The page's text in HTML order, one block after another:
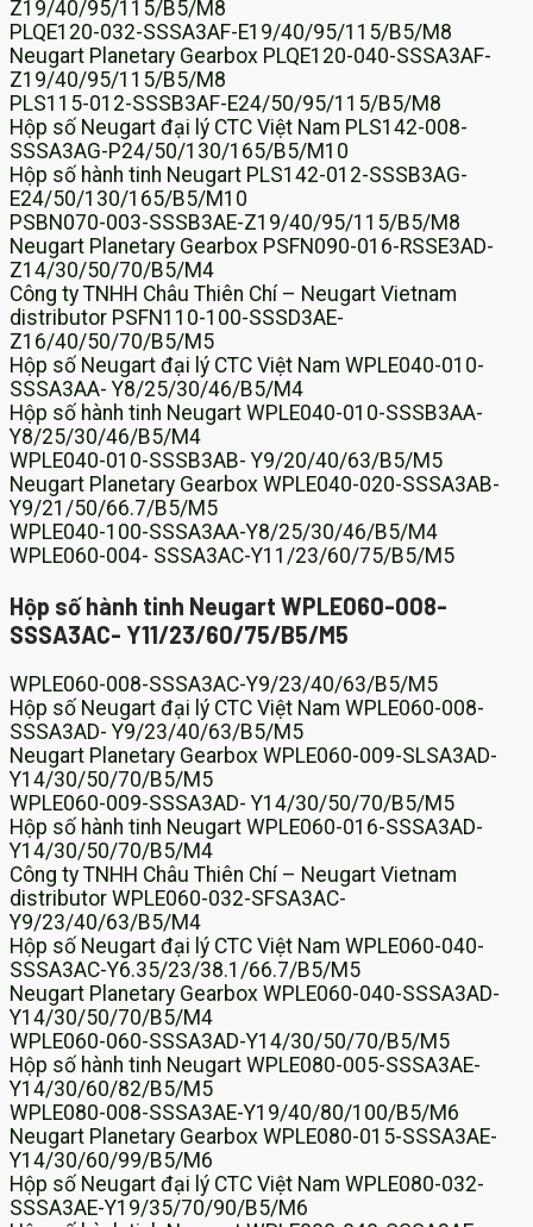
Z19/40/95/115/B5/M8
PLQE120-032-SSSA3AF-E19/40/95/115/B5/M8
Neugart Planetary Gearbox PLQE120-040-SSSA3AF-
Z19/40/95/115/B5/M8
PLS115-012-SSSB3AF-E24/50/95/115/B5/M8
Hộp số Neugart đại lý CTC Việt Nam PLS142-008-
SSSA3AG-P24/50/130/165/B5/M10
Hộp số hành tinh Neugart PLS142-012-SSSB3AG-
E24/50/130/165/B5/M10
PSBN070-003-SSSB3AE-Z19/40/95/115/B5/M8
Neugart Planetary Gearbox PSFN090-016-RSSE3AD-
Z14/30/50/70/B5/M4
Công ty TNHH Châu Thiên Chí – Neugart Vietnam
distributor PSFN110-100-SSSD3AE-
Z16/40/50/70/B5/M5
Hộp số Neugart đại lý CTC Việt Nam WPLE040-010-
SSSA3AA- Y8/25/30/46/B5/M4
Hộp số hành tinh Neugart WPLE040-010-SSSB3AA-
Y8/25/30/46/B5/M4
WPLE040-010-SSSB3AB- Y9/20/40/63/B5/M5
Neugart Planetary Gearbox WPLE040-020-SSSA3AB-
Y9/21/50/66.7/B5/M5
WPLE040-100-SSSA3AA-Y8/25/30/46/B5/M4
WPLE060-004- SSSA3AC-Y11/23/60/75/B5/M5
Hộp số hành tinh Neugart WPLE060-008-
SSSA3AC- Y11/23/60/75/B5/M5
WPLE060-008-SSSA3AC-Y9/23/40/63/B5/M5
Hộp số Neugart đại lý CTC Việt Nam WPLE060-008-
SSSA3AD- Y9/23/40/63/B5/M5
Neugart Planetary Gearbox WPLE060-009-SLSA3AD-
Y14/30/50/70/B5/M5
WPLE060-009-SSSA3AD- Y14/30/50/70/B5/M5
Hộp số hành tinh Neugart WPLE060-016-SSSA3AD-
Y14/30/50/70/B5/M4
Công ty TNHH Châu Thiên Chí – Neugart Vietnam
distributor WPLE060-032-SFSA3AC-
Y9/23/40/63/B5/M4
Hộp số Neugart đại lý CTC Việt Nam WPLE060-040-
SSSA3AC-Y6.35/23/38.1/66.7/B5/M5
Neugart Planetary Gearbox WPLE060-040-SSSA3AD-
Y14/30/50/70/B5/M4
WPLE060-060-SSSA3AD-Y14/30/50/70/B5/M5
Hộp số hành tinh Neugart WPLE080-005-SSSA3AE-
Y14/30/60/82/B5/M5
WPLE080-008-SSSA3AE-Y19/40/80/100/B5/M6
Neugart Planetary Gearbox WPLE080-015-SSSA3AE-
Y14/30/60/99/B5/M6
Hộp số Neugart đại lý CTC Việt Nam WPLE080-032-
SSSA3AE-Y19/35/70/90/B5/M6